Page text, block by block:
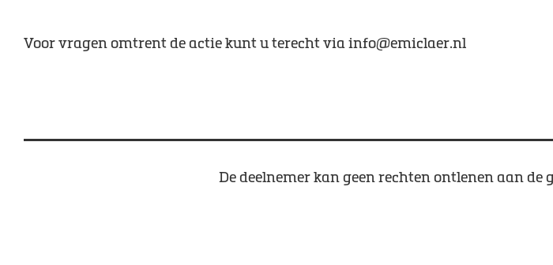
Voor vragen omtrent de actie kunt u terecht viainfo@emiclaer.nl
De deelnemer kan geen rechten ontlenen aan